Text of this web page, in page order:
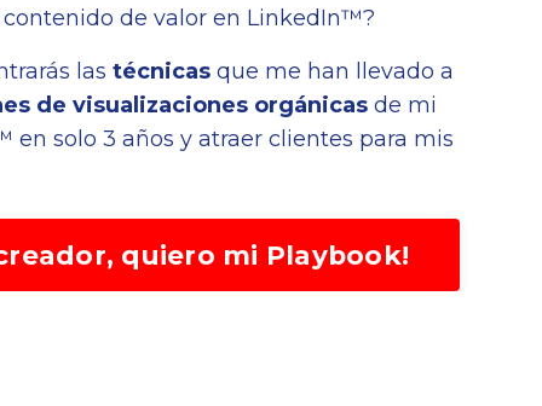
de valor en LinkedIn™?
las técnicas que me han llevado a
de visualizaciones orgánicas de mi
solo 3 años y atraer clientes para mis
quiero mi Playbook!